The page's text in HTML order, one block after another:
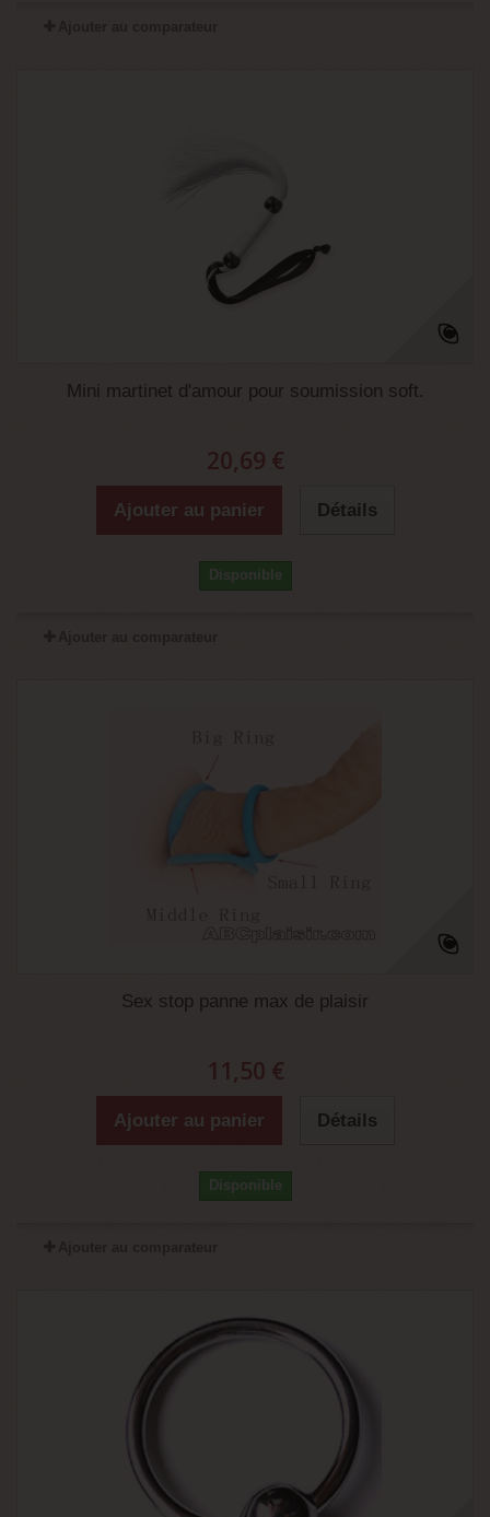
Mini martinet d'amour pour soumission soft.
20,69 €
Ajouter au panier Détails
Disponible
Sex stop panne max de plaisir
11,50 €
Ajouter au panier Détails
Disponible